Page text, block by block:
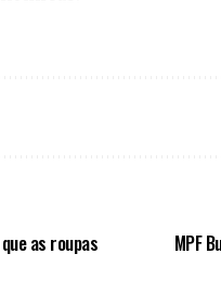
as roupas
MPF